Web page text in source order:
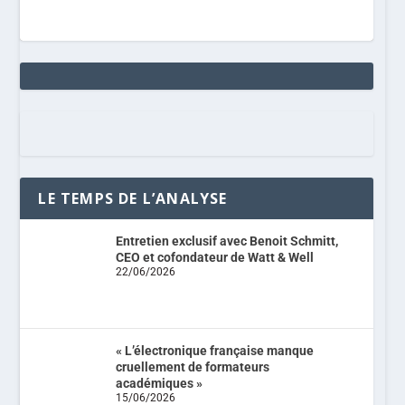
LE TEMPS DE L’ANALYSE
Entretien exclusif avec Benoit Schmitt,
CEO et cofondateur de Watt & Well
22/06/2026
« L’électronique française manque
cruellement de formateurs
académiques »
15/06/2026